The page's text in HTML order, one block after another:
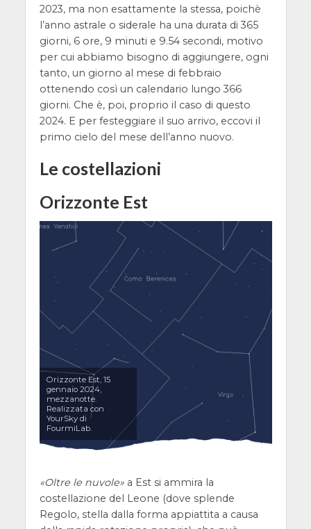
2023, ma non esattamente la stessa, poichè
l’anno astrale o siderale ha una durata di 365
giorni, 6 ore, 9 minuti e 9.54 secondi, motivo
per cui abbiamo bisogno di aggiungere, ogni
tanto, un giorno al mese di febbraio
ottenendo così un calendario lungo 366
giorni. Che è, poi, proprio il caso di questo
2024. E per festeggiare il suo arrivo, eccovi il
primo cielo del mese dell’anno nuovo.
Le costellazioni
Orizzonte Est
Orizzonte Est, 15
gennaio 2024,
mezzanotte.
Realizzata con
YourSky di
FourmiLab.
Oltre le nuvole a Est si ammira la
costellazione del Leone (dove splende
Regolo, stella dalla forma appiattita a causa